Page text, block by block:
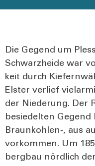
Die Gegend um
Schwarz­hei­de war
keit durch
Els­ter ver­lief
der Nie­de­rung. Der
besie­del­ten
Braunkohlen‑, aus
vor­kom­men. Um
berg­bau nörd­lich